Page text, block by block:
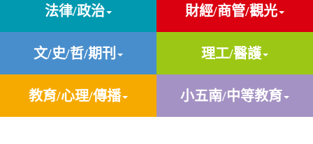
法律/政治 財經/商管/觀光
文/史/哲/期刊 理工/醫護
教育/心理/傳播 小五南/中等教育